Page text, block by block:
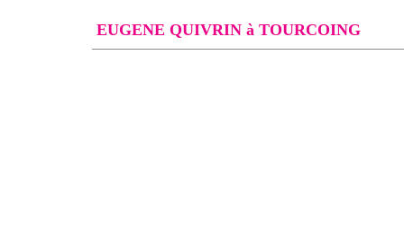
EUGENE QUIVRIN à TOURCOING